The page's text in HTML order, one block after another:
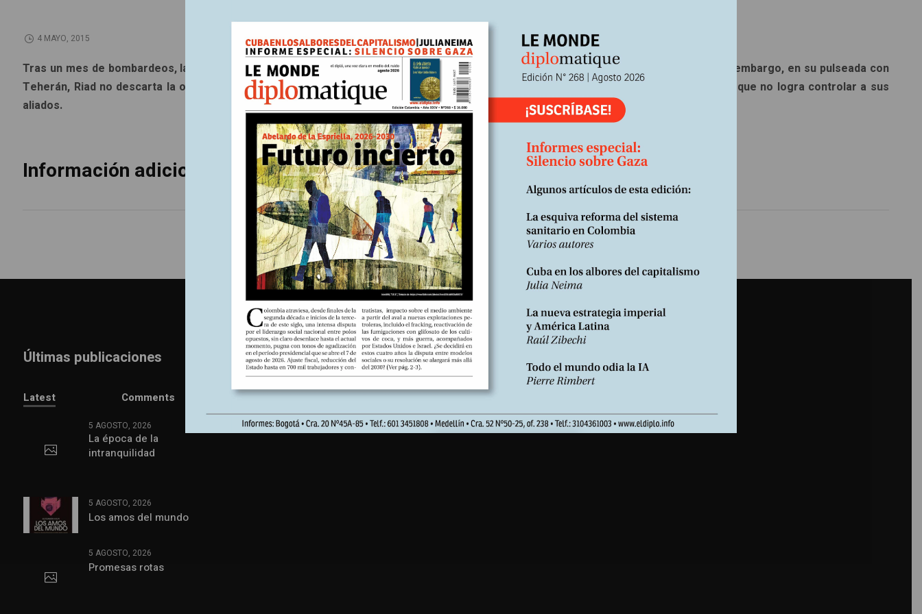
4 MAYO, 2015
Tras un mes de bombardeos, la coalición liderada por Arabia Saudita afirma privilegiar una solución política para la crisis yemenita. Sin embargo, en su pulseada con
Teherán, Riad no descarta la opción de una ofensiva terrestre contra la rebelión chiita hutí. Esta perspectiva preocupa a Washington, que no logra controlar a sus
aliados.
Información adicional
Últimas publicaciones
Latest Comments
5 AGOSTO, 2026
La época de la
intranquilidad
5 AGOSTO, 2026
Los amos del mundo
5 AGOSTO, 2026
Promesas rotas